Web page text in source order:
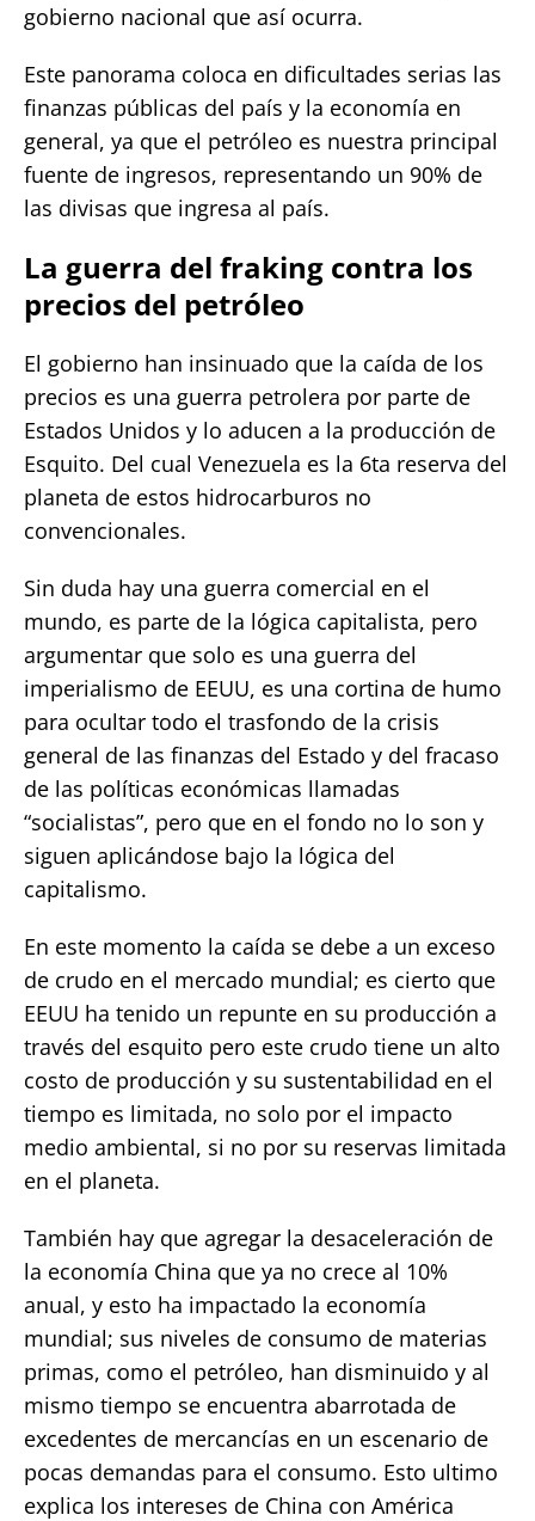
gobierno nacional que así ocurra.
Este panorama coloca en dificultades serias las
finanzas públicas del país y la economía en
general, ya que el petróleo es nuestra principal
fuente de ingresos, representando un 90% de
las divisas que ingresa al país.
La guerra del fraking contra los
precios del petróleo
El gobierno han insinuado que la caída de los
precios es una guerra petrolera por parte de
Estados Unidos y lo aducen a la producción de
Esquito. Del cual Venezuela es la 6ta reserva del
planeta de estos hidrocarburos no
convencionales.
Sin duda hay una guerra comercial en el
mundo, es parte de la lógica capitalista, pero
argumentar que solo es una guerra del
imperialismo de EEUU, es una cortina de humo
para ocultar todo el trasfondo de la crisis
general de las finanzas del Estado y del fracaso
de las políticas económicas llamadas
“socialistas”, pero que en el fondo no lo son y
siguen aplicándose bajo la lógica del
capitalismo.
En este momento la caída se debe a un exceso
de crudo en el mercado mundial; es cierto que
EEUU ha tenido un repunte en su producción a
través del esquito pero este crudo tiene un alto
costo de producción y su sustentabilidad en el
tiempo es limitada, no solo por el impacto
medio ambiental, si no por su reservas limitada
en el planeta.
También hay que agregar la desaceleración de
la economía China que ya no crece al 10%
anual, y esto ha impactado la economía
mundial; sus niveles de consumo de materias
primas, como el petróleo, han disminuido y al
mismo tiempo se encuentra abarrotada de
excedentes de mercancías en un escenario de
pocas demandas para el consumo. Esto ultimo
explica los intereses de China con América